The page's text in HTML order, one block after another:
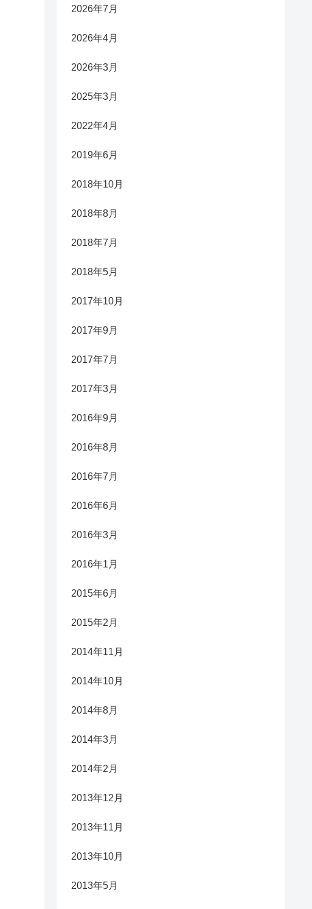
2026年7月
2026年4月
2026年3月
2025年3月
2022年4月
2019年6月
2018年10月
2018年8月
2018年7月
2018年5月
2017年10月
2017年9月
2017年7月
2017年3月
2016年9月
2016年8月
2016年7月
2016年6月
2016年3月
2016年1月
2015年6月
2015年2月
2014年11月
2014年10月
2014年8月
2014年3月
2014年2月
2013年12月
2013年11月
2013年10月
2013年5月